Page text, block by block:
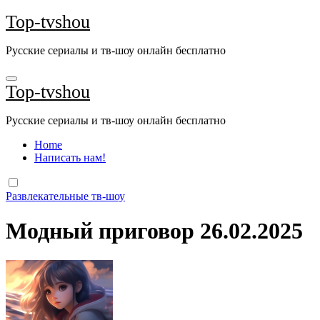
Перейти
к
Top-tvshou
Русские сериалы и тв-шоу онлайн бесплатно
Top-tvshou
Русские сериалы и тв-шоу онлайн бесплатно
Home
Написать нам!
Развлекательные тв-шоу
Модный приговор 26.02.2025